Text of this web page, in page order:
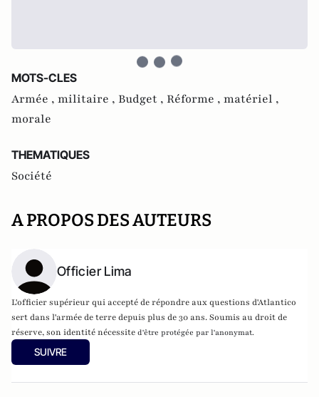
MOTS-CLES
Armée , militaire , Budget , Réforme , matériel ,
morale
THEMATIQUES
Société
A PROPOS DES AUTEURS
Officier Lima
L'officier supérieur qui accepté de répondre aux questions d'Atlantico
sert dans l'armée de terre depuis plus de 30 ans. Soumis au droit de
réserve, son identité nécessite d'être protégée par l'anonymat.
SUIVRE